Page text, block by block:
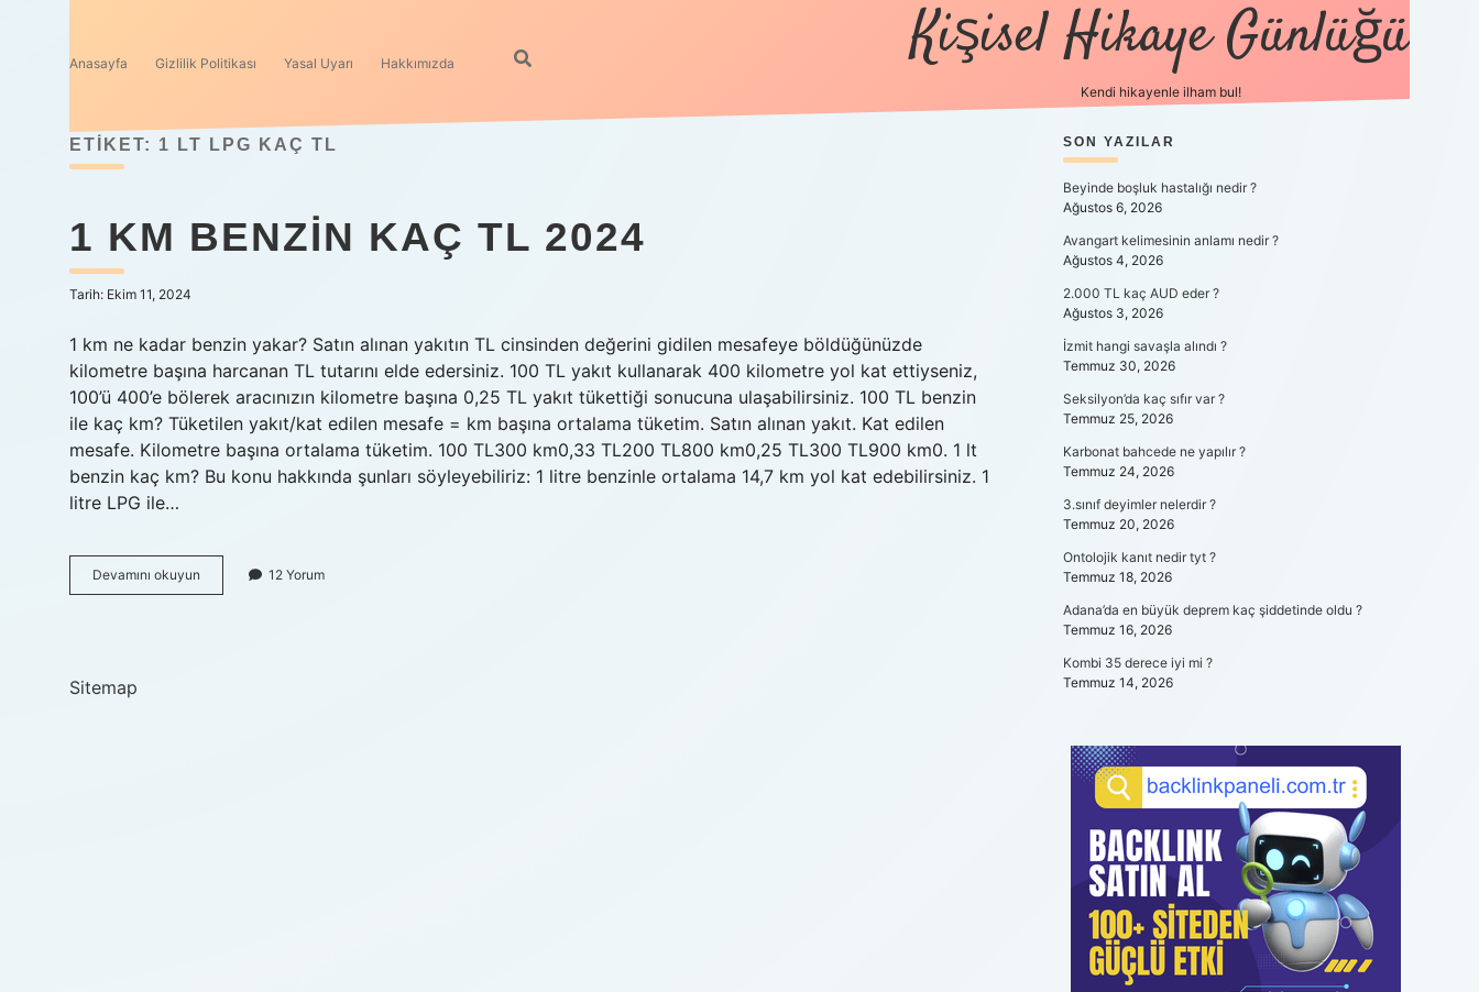
Anasayfa Gizlilik Politikası Yasal Uyarı Hakkımızda Kişisel Hikaye Günlüğü
Kendi hikayenle ilham bul!
ETIKET: 1 LT LPG KAÇ TL
1 KM BENZIN KAÇ TL 2024
Tarih: Ekim 11, 2024
1 km ne kadar benzin yakar? Satın alınan yakıtın TL cinsinden değerini gidilen mesafeye böldüğünüzde
kilometre başına harcanan TL tutarını elde edersiniz. 100 TL yakıt kullanarak 400 kilometre yol kat ettiyseniz,
100’ü 400’e bölerek aracınızın kilometre başına 0,25 TL yakıt tükettiği sonucuna ulaşabilirsiniz. 100 TL benzin
ile kaç km? Tüketilen yakıt/kat edilen mesafe = km başına ortalama tüketim. Satın alınan yakıt. Kat edilen
mesafe. Kilometre başına ortalama tüketim. 100 TL300 km0,33 TL200 TL800 km0,25 TL300 TL900 km0. 1 lt
benzin kaç km? Bu konu hakkında şunları söyleyebiliriz: 1 litre benzinle ortalama 14,7 km yol kat edebilirsiniz. 1
litre LPG ile…
Devamını okuyun
Km
12 Yorum
Sitemap
SIDEBAR
SON YAZILAR
Beyinde boşluk hastalığı nedir ?
Ağustos 6, 2026
Avangart kelimesinin anlamı nedir ?
Ağustos 4, 2026
2.000 TL kaç AUD eder ?
Ağustos 3, 2026
İzmit hangi savaşla alındı ?
Temmuz 30, 2026
Seksilyon’da kaç sıfır var ?
Temmuz 25, 2026
Karbonat bahcede ne yapılır ?
Temmuz 24, 2026
3.sınıf deyimler nelerdir ?
Temmuz 20, 2026
Ontolojik kanıt nedir tyt ?
Temmuz 18, 2026
Adana’da en büyük deprem kaç şiddetinde oldu ?
Temmuz 16, 2026
Kombi 35 derece iyi mi ?
Temmuz 14, 2026